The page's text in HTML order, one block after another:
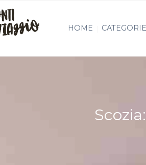
HOME CATEGORIE